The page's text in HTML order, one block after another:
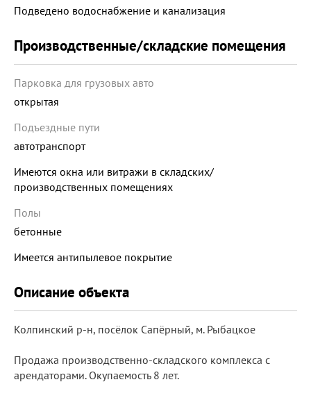
Подведено водоснабжение и канализация
Производственные/складские помещения
Парковка для грузовых авто
открытая
Подъездные пути
автотранспорт
Имеются окна или витражи в складских/
производственных помещениях
Полы
бетонные
Имеется антипылевое покрытие
Описание объекта
Колпинский р-н, посёлок Сапёрный, м. Рыбацкое
Продажа производственно-складского комплекса с
арендаторами. Окупаемость 8 лет.